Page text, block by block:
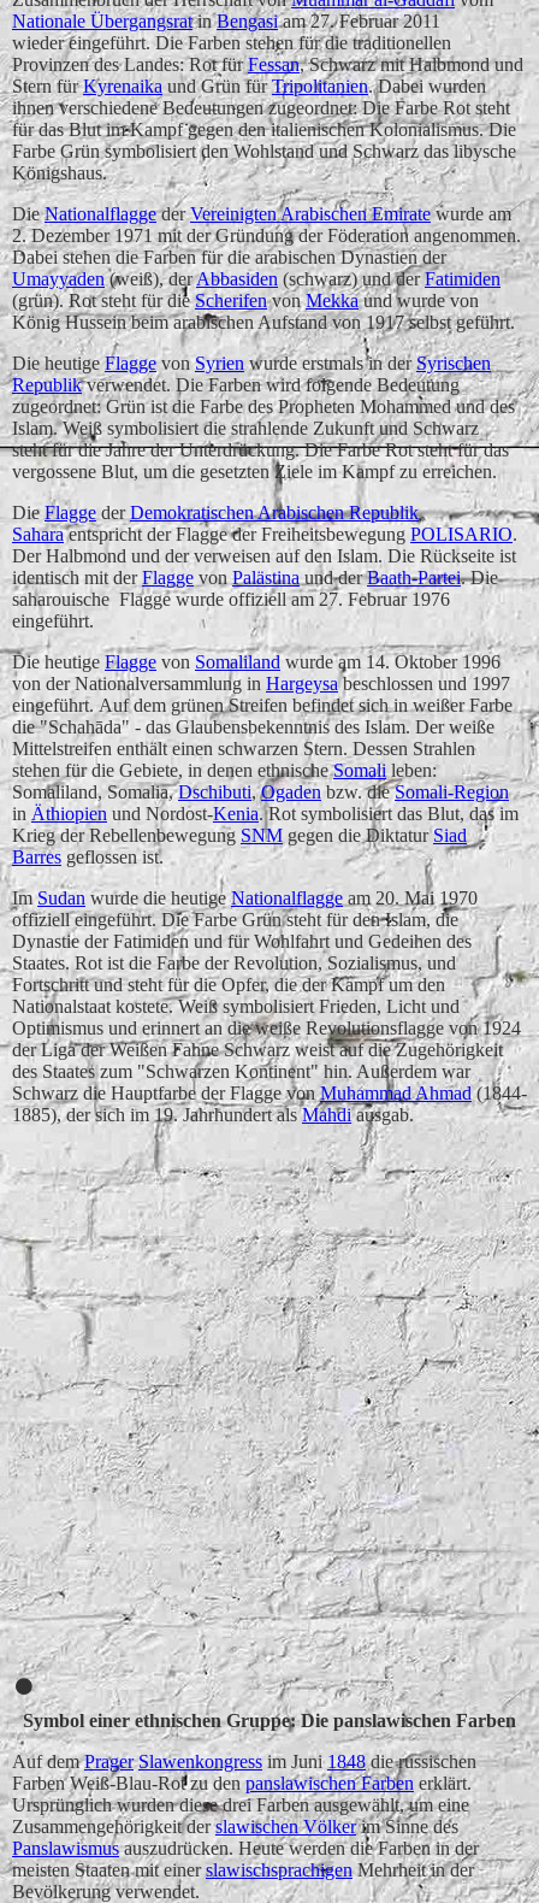
Nationale ÜbergangsratinBengasiam 27. Februar 2011
wieder eingeführt. Die Farben stehen für die traditionellen
Provinzen des Landes: Rot fürFessan, Schwarz mit Halbmond und
Stern fürKyrenaikaund Grün fürTripolitanien. Dabei wurden
ihnen verschiedene Bedeutungen zugeordnet: Die Farbe Rot steht
für das Blut im Kampf gegen den italienischen Kolonialismus. Die
Farbe Grün symbolisiert den Wohlstand und Schwarz das libysche
Königshaus.
DieNationalflaggederVereinigten Arabischen Emiratewurde am
2. Dezember 1971 mit der Gründung der Föderation angenommen.
Dabei stehen die Farben für die arabischen Dynastien der
Umayyaden(weiß), derAbbasiden (schwarz) und derFatimiden
(grün). Rot steht für dieScherifenvonMekkaund wurde von
König Hussein beim arabischen Aufstand von 1917 selbst geführt.
Die heutigeFlaggevonSyrien wurde erstmals in derSyrischen
Republikverwendet. Die Farben wird folgende Bedeutung
zugeordnet: Grün ist die Farbe des Propheten Mohammed und des
Islam. Weiß symbolisiert die strahlende Zukunft und Schwarz
steht für die Jahre der Unterdrückung. Die Farbe Rot steht für das
vergossene Blut, um die gesetzten Ziele im Kampf zu erreichen.
DieFlagge derDemokratischen Arabischen Republik
Saharaentspricht der Flagge der Freiheitsbewegung POLISARIO.
Der Halbmond und der verweisen auf den Islam. Die Rückseite ist
identisch mit derFlagge von Palästinaund derBaath-Partei. Die
saharouische Flagge wurde offiziell am 27. Februar 1976
eingeführt.
Die heutige Flagge von Somalilandwurde am 14. Oktober 1996
von der Nationalversammlung in Hargeysabeschlossen und 1997
eingeführt. Auf dem grünen Streifen befindet sich in weißer Farbe
die "Schahāda" - das Glaubensbekenntnis des Islam. Der weiße
Mittelstreifen enthält einen schwarzen Stern. Dessen Strahlen
stehen für die Gebiete, in denen ethnischeSomali leben:
Somaliland, Somalia,Dschibuti,Ogaden bzw. dieSomali-Region
in Äthiopien und Nordost-Kenia. Rot symbolisiert das Blut, das im
Krieg der Rebellenbewegung SNM gegen die DiktaturSiad
Barres geflossen ist.
ImSudan wurde die heutigeNationalflagge am 20. Mai 1970
offiziell eingeführt. Die Farbe Grün steht für den Islam, die
Dynastie der Fatimiden und für Wohlfahrt und Gedeihen des
Staates. Rot ist die Farbe der Revolution, Sozialismus, und
Fortschritt und steht für die Opfer, die der Kampf um den
Nationalstaat kostete. Weiß symbolisiert Frieden, Licht und
Optimismus und erinnert an die weiße Revolutionsflagge von 1924
der Liga der Weißen Fahne Schwarz weist auf die Zugehörigkeit
des Staates zum "Schwarzen Kontinent" hin. Außerdem war
Schwarz die Hauptfarbe der Flagge vonMuhammad Ahmad(1844-
1885), der sich im 19. Jahrhundert alsMahdiausgab.
Ägypten
Jemen
Jordanien
Libyen
Palästina
Demokratische Arabische Republik Sahara
Somaliland
Sudan
Syrien
Vereinigte Arabische Emirate (VAE)
Symbol einer ethnischen Gruppe: Die panslawischen Farben
Auf demPrager Slawenkongressim Juni1848die russischen
Farben Weiß-Blau-Rot zu denpanslawischen Farben erklärt.
Ursprünglich wurden diese drei Farben ausgewählt, um eine
Zusammengehörigkeit derslawischen Völkerim Sinne des
Panslawismusauszudrücken. Heute werden die Farben in der
meisten Staaten mit einerslawischsprachigenMehrheit in der
Bevölkerung verwendet.